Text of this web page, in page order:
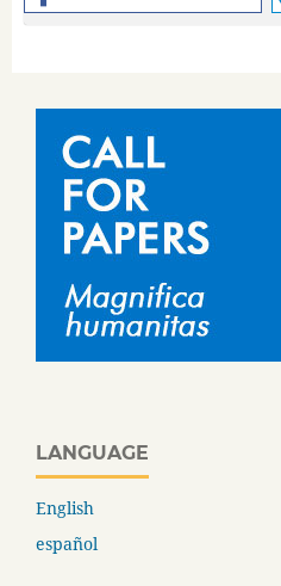
LANGUAGE
English
español